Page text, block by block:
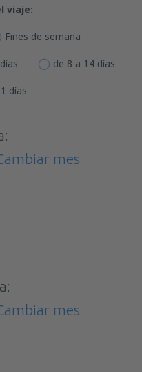
viaje:
Fines de semana
de 8 a 14 días
días
mes
mes